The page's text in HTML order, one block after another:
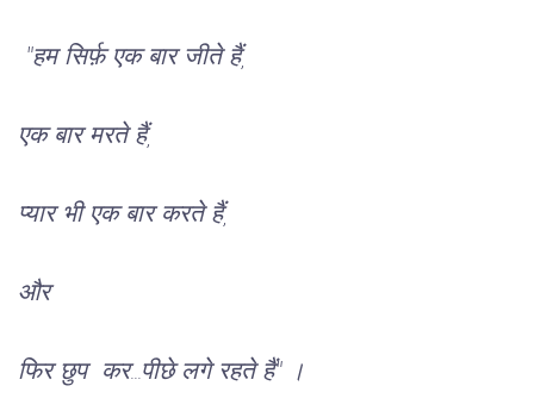
"हम सिर्फ़ एक बार जीते हैं,
एक बार मरते हैं,
प्यार भी एक बार करते हैं,
और
फिर छुप  कर...पीछे लगे रहते हैं" ।